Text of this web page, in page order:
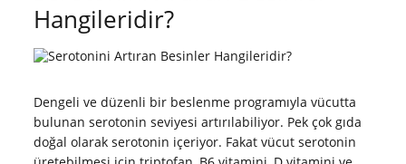
Hangileridir?
Dengeli ve düzenli bir beslenme programıyla vücutta
bulunan serotonin seviyesi artırılabiliyor. Pek çok gıda
doğal olarak serotonin içeriyor. Fakat vücut serotonin